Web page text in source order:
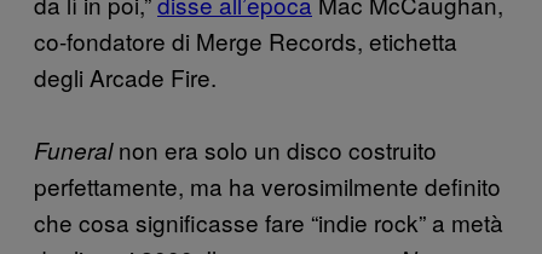
co-fondatore di Merge Records, etichetta
degli Arcade Fire.
Funeralnon era solo un disco costruito
perfettamente, ma ha verosimilmente definito
che cosa significasse fare “indie rock” a metà